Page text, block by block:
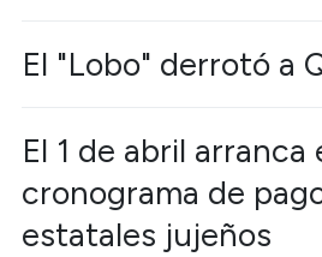
El "Lobo" derrotó a
El 1 de abril arranca
cronograma de
estatales jujeños